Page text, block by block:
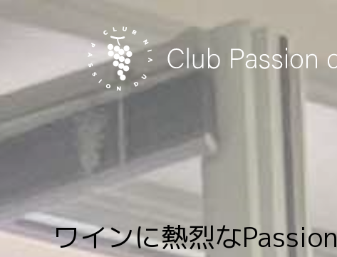
ワインに熱烈な